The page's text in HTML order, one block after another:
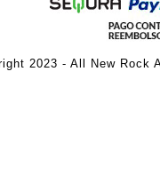
2023 - All New Rock